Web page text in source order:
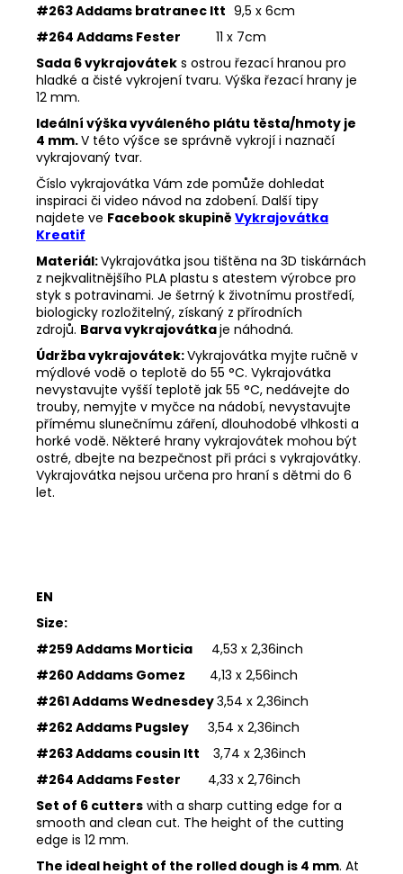
#263 Addams bratranec Itt 9,5 x 6cm
#264 Addams Fester 11 x 7cm
Sada 6 vykrajovátek s ostrou řezací hranou pro
hladké a čisté vykrojení tvaru. Výška řezací hrany je
12 mm.
Ideální výška vyváleného plátu těsta/hmoty je
4 mm.V této výšce se správně vykrojí i naznačí
vykrajovaný tvar.
Číslo vykrajovátka Vám zde pomůže dohledat
inspiraci či video návod na zdobení. Další tipy
najdete ve Facebook skupině Vykrajovátka
Kreatif
Materiál:Vykrajovátka jsou tištěna na 3D tiskárnách
z nejkvalitnějšího PLA plastu s atestem výrobce pro
styk s potravinami. Je šetrný k životnímu prostředí,
biologicky rozložitelný, získaný z přírodních
zdrojů. Barva vykrajovátkaje náhodná.
Údržba vykrajovátek:Vykrajovátka myjte ručně v
mýdlové vodě o teplotě do 55 °C. Vykrajovátka
nevystavujte vyšší teplotě jak 55 °C, nedávejte do
trouby, nemyjte v myčce na nádobí, nevystavujte
přímému slunečnímu záření, dlouhodobé vlhkosti a
horké vodě. Některé hrany vykrajovátek mohou být
ostré, dbejte na bezpečnost při práci s vykrajovátky.
Vykrajovátka nejsou určena pro hraní s dětmi do 6
let.
EN
Size:
#259 Addams Morticia 4,53 x 2,36inch
#260 Addams Gomez 4,13 x 2,56inch
#261 Addams Wednesdey3,54 x 2,36inch
#262 Addams Pugsley 3,54 x 2,36inch
#263 Addams cousin Itt 3,74 x 2,36inch
#264 Addams Fester 4,33 x 2,76inch
Set of 6 cutters with a sharp cutting edge for a
smooth and clean cut. The height of the cutting
edge is 12 mm.
The ideal height of the rolled dough is 4 mm. At